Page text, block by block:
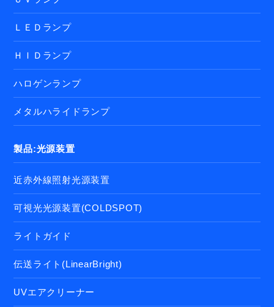
ＬＥＤランプ
ＨＩＤランプ
ハロゲンランプ
メタルハライドランプ
製品:光源装置
近赤外線照射光源装置
可視光光源装置(COLDSPOT)
ライトガイド
伝送ライト(LinearBright)
UVエアクリーナー